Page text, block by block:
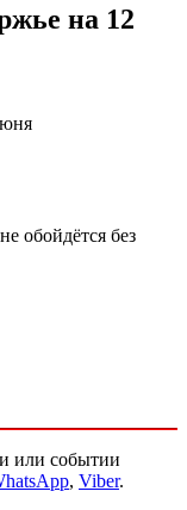
на 12
обойдётся без
или событии
, Viber.